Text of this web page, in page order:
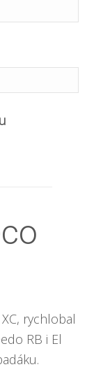
rychlobal
RB i El